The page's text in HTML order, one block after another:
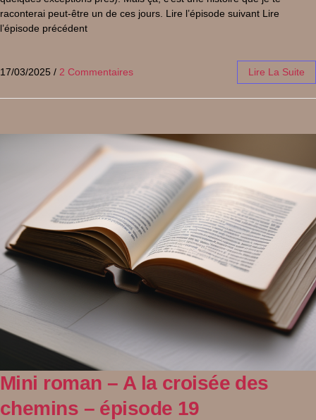
raconterai peut-être un de ces jours. Lire l’épisode suivant Lire
l’épisode précédent
17/03/2025 / 2 Commentaires Lire La Suite
Mini roman – A la croisée des
chemins – épisode 19